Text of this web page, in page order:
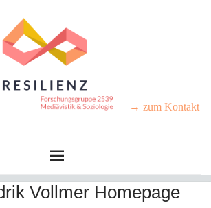
→ zum Kontakt
Vollmer Homepage